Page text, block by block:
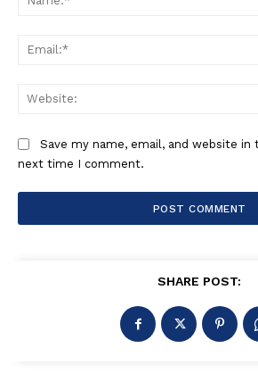
Save my name, email, and website
next time I comment.
SHARE POST: